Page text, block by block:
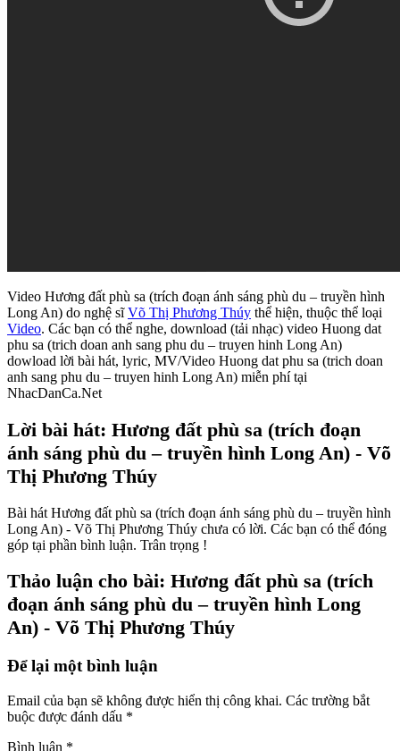
Video Hương đất phù sa (trích đoạn ánh sáng phù du – truyền hình
Long An) do nghệ sĩVõ Thị Phương Thúy thể hiện, thuộc thể loại
Video. Các bạn có thể nghe, download (tải nhạc) video Huong dat
phu sa (trich doan anh sang phu du – truyen hinh Long An)
dowload lời bài hát, lyric, MV/Video Huong dat phu sa (trich doan
anh sang phu du – truyen hinh Long An) miễn phí tại
NhacDanCa.Net
Lời bài hát: Hương đất phù sa (trích đoạn
ánh sáng phù du – truyền hình Long An) - Võ
Thị Phương Thúy
Bài hát Hương đất phù sa (trích đoạn ánh sáng phù du – truyền hình
Long An) - Võ Thị Phương Thúy chưa có lời. Các bạn có thể đóng
góp tại phần bình luận. Trân trọng !
Thảo luận cho bài: Hương đất phù sa (trích
đoạn ánh sáng phù du – truyền hình Long
An) - Võ Thị Phương Thúy
Để lại một bình luận
Email của bạn sẽ không được hiển thị công khai. Các trường bắt
buộc được đánh dấu *
Bình luận *